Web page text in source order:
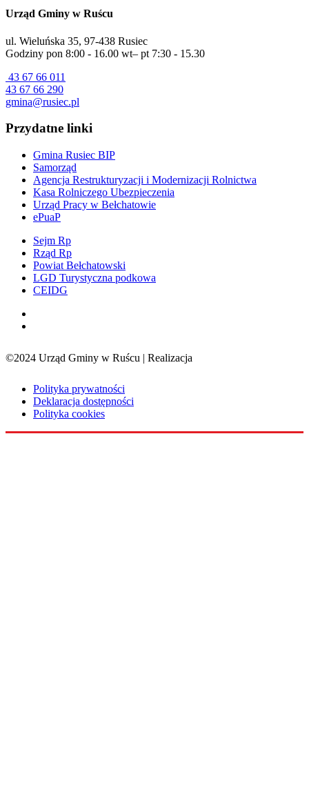
Urząd Gminy w Ruścu
ul. Wieluńska 35, 97-438 Rusiec
Godziny pon 8:00 - 16.00 wt– pt 7:30 - 15.30
43 67 66 011
43 67 66 290
gmina@rusiec.pl
Przydatne linki
Gmina Rusiec BIP
Samorząd
Agencja Restrukturyzacji i Modernizacji Rolnictwa
Kasa Rolniczego Ubezpieczenia
Urząd Pracy w Bełchatowie
ePuaP
Sejm Rp
Rząd Rp
Powiat Bełchatowski
LGD Turystyczna podkowa
CEIDG
©2024 Urząd Gminy w Ruścu | Realizacja
Polityka prywatności
Deklaracja dostępności
Polityka cookies